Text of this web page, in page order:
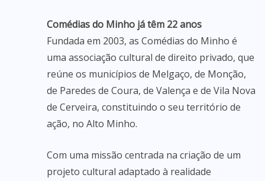
Comédias do Minho já têm 22 anos
Fundada em 2003, as Comédias do Minho é
uma associação cultural de direito privado, que
reúne os municípios de Melgaço, de Monção,
de Paredes de Coura, de Valença e de Vila Nova
de Cerveira, constituindo o seu território de
ação, no Alto Minho.
Com uma missão centrada na criação de um
projeto cultural adaptado à realidade